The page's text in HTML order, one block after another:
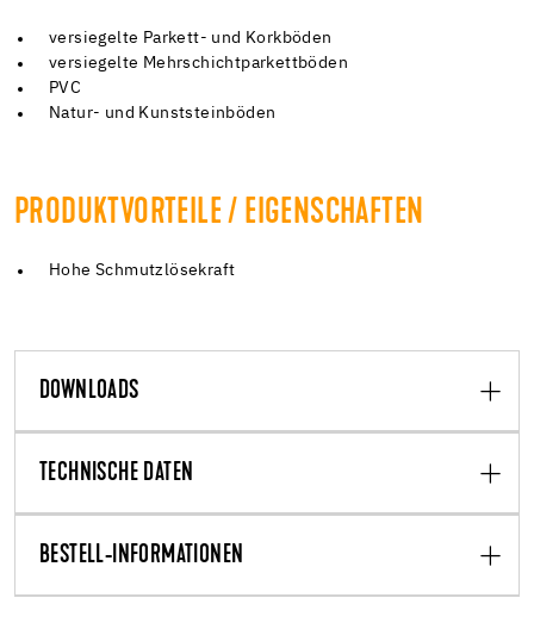
versiegelte Parkett- und Korkböden
versiegelte Mehrschichtparkettböden
PVC
Natur- und Kunststeinböden
PRODUKTVORTEILE / EIGENSCHAFTEN
Hohe Schmutzlösekraft
DOWNLOADS
TECHNISCHE DATEN
BESTELL-INFORMATIONEN